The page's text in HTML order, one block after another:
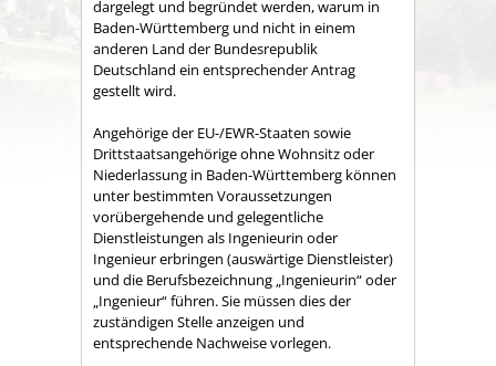
dargelegt und begründet werden, warum in
Baden-Württemberg und nicht in einem
anderen Land der Bundesrepublik
Deutschland ein entsprechender Antrag
gestellt wird.
Angehörige der EU-/EWR-Staaten sowie
Drittstaatsangehörige ohne Wohnsitz oder
Niederlassung in Baden-Württemberg können
unter bestimmten Voraussetzungen
vorübergehende und gelegentliche
Dienstleistungen als Ingenieurin oder
Ingenieur erbringen (auswärtige Dienstleister)
und die Berufsbezeichnung „Ingenieurin“ oder
„Ingenieur“ führen. Sie müssen dies der
zuständigen Stelle anzeigen und
entsprechende Nachweise vorlegen.